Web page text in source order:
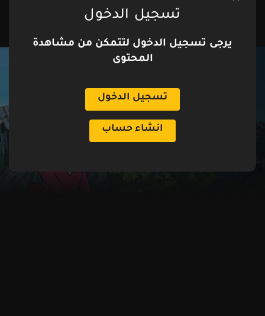
تسجيل الدخول
يرجى تسجيل الدخول لتتمكن من مشاهدة
المحتوى
تسجيل الدخول
انشاء حساب